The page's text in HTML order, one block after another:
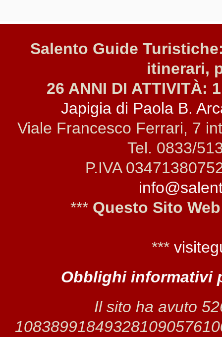
Salento Guide
itinerari,
26 ANNI DI ATTIVITÀ:
Japigia di Paola B.
Viale Francesco Ferrari, 7
Tel. 0833/
P.IVA
*** Questo Sito
***
Obblighi informativi
Il sito ha avuto